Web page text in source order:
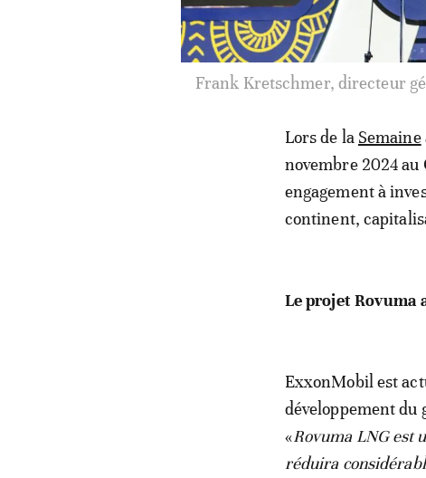
Dave Campbell, vice-président
lors
Lors de la Semaine
novembre 2024 au
engagement à
continent,
Le projet Rovuma
ExxonMobil est
développement du
«Rovuma LNG est
réduira